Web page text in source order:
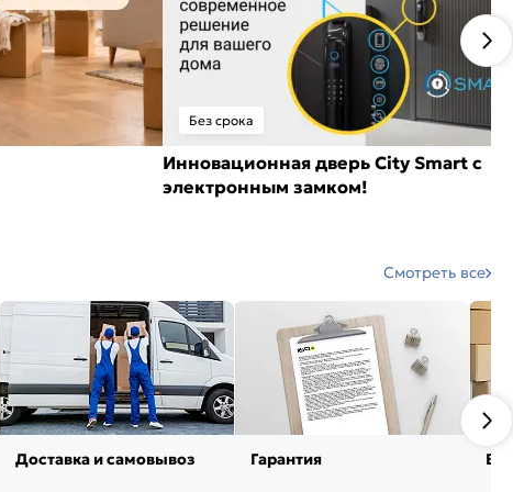
Без срока
Инновационная дверь City Smart с
электронным замком!
Смотреть все
Доставка и самовывоз Гарантия